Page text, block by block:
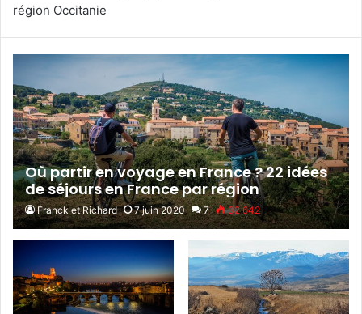
région Occitanie
Où partir en voyage en France ? 22 idées
de séjours en France par région
Franck et Richard 7 juin 2020 7 32 642